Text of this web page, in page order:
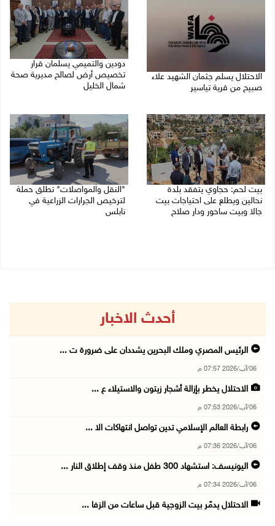
الاحتلال يسلم جثمان الشهيد علاء
صبيح من قرية تياسير
دودين والتميمي يسلمان قرار
تخصيص أرض لصالح مديرية صحة
شمال الخليل
بيت لحم: حجاوي يتفقد بلدة
نحالين ويطلع على احتياجات بيت
جالا وبيت ساحور ودار صلاح
"النقل والمواصلات" تطلق حملة
لترخيص الجرارات الزراعية في
نابلس
أحدث الاخبار
الرئيس المصري وملك البحرين يشددان على ضرورة ت ...
06/آب/2026 07:57 م
الاحتلال يخطر بإزالة أشجار زيتون والاستيلاء ع ...
06/آب/2026 07:53 م
رابطة العالم الإسلامي تدين تواصل انتهاكات الا ...
06/آب/2026 07:36 م
اليونيسف: استشهاد 300 طفل منذ وقف إطلاق النار ...
06/آب/2026 07:34 م
الاحتلال يدمّر بيت الزوجية قبل ساعات من الزفا ...